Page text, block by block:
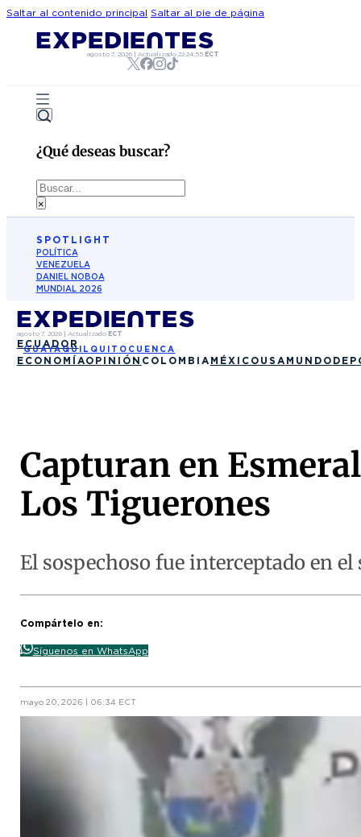
Saltar al contenido principal Saltar al pie de página
agosto 7, 2026 |Actualizado22:24:55 ECT
¿Qué deseas buscar?
Buscar
×
SPOTLIGHT
POLÍTICA
VENEZUELA
DANIEL NOBOA
MUNDIAL 2026
agosto 7, 2026| Actualizado ECT
ECUADOR
GUAYAQUIL QUITO CUENCA
ECONOMÍAOPINIÓN COLOMBIA MÉXICO USA MUNDO
Capturan en
Los Tiguerones
El sospechoso fue interceptado en
Compártelo en:
Síguenos en WhatsApp
mayo 20, 2026 | 06:34 ECT